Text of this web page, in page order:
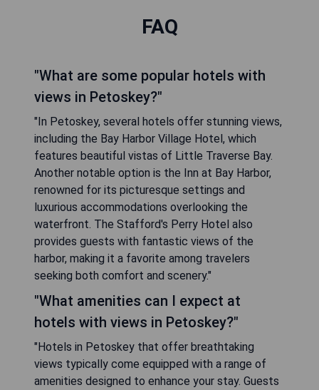
FAQ
"What are some popular hotels with
views in Petoskey?"
"In Petoskey, several hotels offer stunning views,
including the Bay Harbor Village Hotel, which
features beautiful vistas of Little Traverse Bay.
Another notable option is the Inn at Bay Harbor,
renowned for its picturesque settings and
luxurious accommodations overlooking the
waterfront. The Stafford's Perry Hotel also
provides guests with fantastic views of the
harbor, making it a favorite among travelers
seeking both comfort and scenery."
"What amenities can I expect at
hotels with views in Petoskey?"
"Hotels in Petoskey that offer breathtaking
views typically come equipped with a range of
amenities designed to enhance your stay. Guests